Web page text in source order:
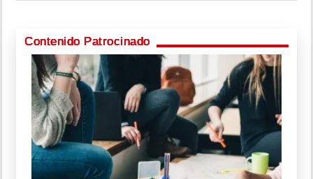
Contenido Patrocinado